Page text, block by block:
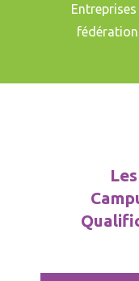
Entreprises